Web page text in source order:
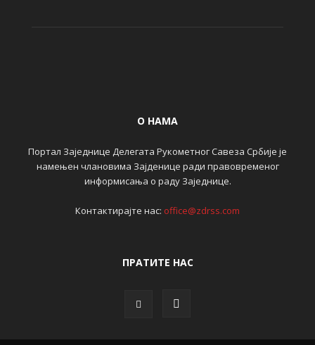
О НАМА
Портал Заједнице Делегата Рукометног Савеза Србије је
намењен члановима Зајденице ради правовременог
информисања о раду Заједнице.
Контактирајте нас: office@zdrss.com
ПРАТИТЕ НАС